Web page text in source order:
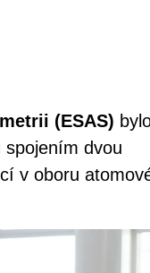
(ESAS)
dvou
v oboru